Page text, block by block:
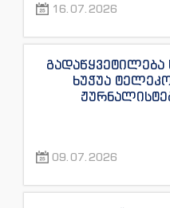
16.07.2026
ხუჭუა
09.07.2026